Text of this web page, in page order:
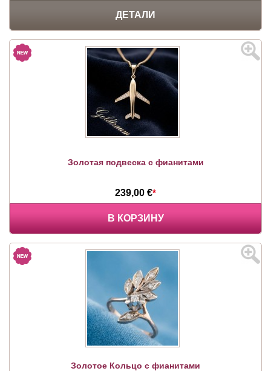
ДЕТАЛИ
Золотая подвеска с фианитами
239,00 €*
В КОРЗИНУ
Золотое Кольцо с фианитами